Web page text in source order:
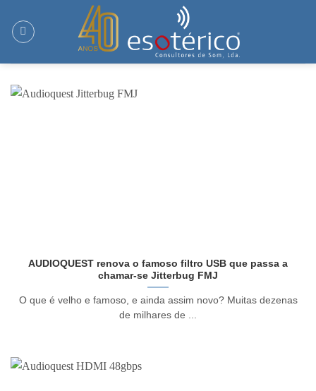
content
AUDIOQUEST renova o famoso filtro USB que passa a
chamar-se Jitterbug FMJ
O que é velho e famoso, e ainda assim novo? Muitas dezenas
de milhares de ...